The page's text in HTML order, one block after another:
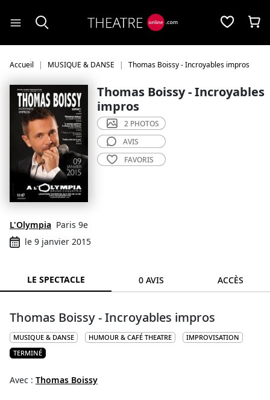
Accueil MUSIQUE & DANSE Thomas Boissy - Incroyables impros
Thomas Boissy - Incroyables
impros
L'Olympia Paris 9e
le 9 janvier 2015
2 PHOTOS
AVIS
FAVORIS
LE SPECTACLE 0 AVIS ACCÈS
Thomas Boissy - Incroyables impros
MUSIQUE & DANSE HUMOUR & CAFÉ THEATRE
IMPROVISATION
TERMINÉ
Avec : Thomas Boissy